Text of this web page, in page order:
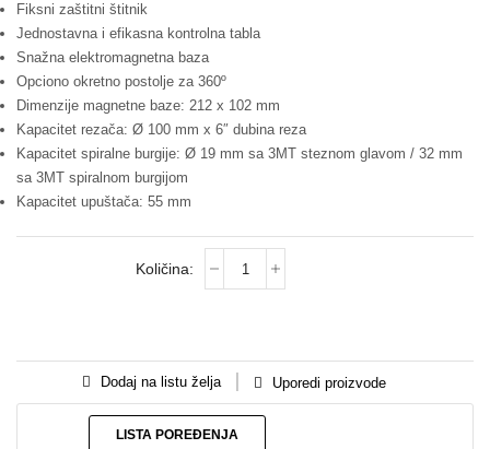
Fiksni zaštitni štitnik
Jednostavna i efikasna kontrolna tabla
Snažna elektromagnetna baza
Opciono okretno postolje za 360º
Dimenzije magnetne baze: 212 x 102 mm
Kapacitet rezača: Ø 100 mm x 6″ dubina reza
Kapacitet spiralne burgije: Ø 19 mm sa 3MT steznom glavom / 32 mm
sa 3MT spiralnom burgijom
Kapacitet upuštača: 55 mm
Dodaj na listu želja Uporedi proizvode
LISTA POREĐENJA